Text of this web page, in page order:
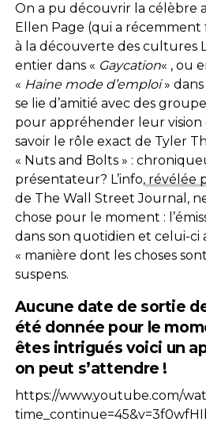
On a pu découvrir la célèbre
Ellen Page (qui a
à la découverte des cultures
entier dans « Gaycation« , ou
« Haine mode d’emploi»
se lie d’amitié avec des
pour appréhender leur vision
savoir le rôle exact de Tyler
« Nuts and Bolts » :
présentateur? L’info,révélée
de The Wall Street Journal,
chose pour le moment :
dans son quotidien et celui-ci
« manière dont les choses
suspens.
Aucune date de sortie
été donnée pour le
êtes intrigués voici un
on peut s’attendre !
https://www.youtube.com/